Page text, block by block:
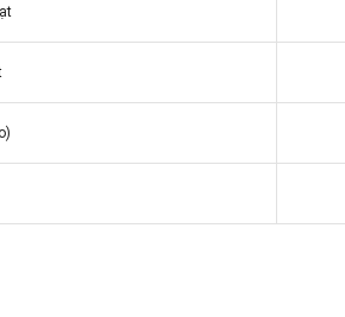
x cao)